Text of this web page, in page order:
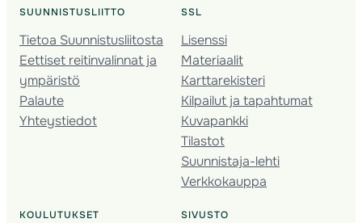
SUUNNISTUSLIITTO
Tietoa Suunnistusliitosta
Eettiset reitinvalinnat ja
ympäristö
Palaute
Yhteystiedot
SSL
Lisenssi
Materiaalit
Karttarekisteri
Kilpailut ja tapahtumat
Kuvapankki
Tilastot
Suunnistaja-lehti
Verkkokauppa
KOULUTUKSET SIVUSTO